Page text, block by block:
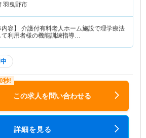
羽曳野市
内容】 介護付有料老人ホーム施設で理学療法
利用者様の機能訓練指導…
この求人を問い合わせる
詳細を見る